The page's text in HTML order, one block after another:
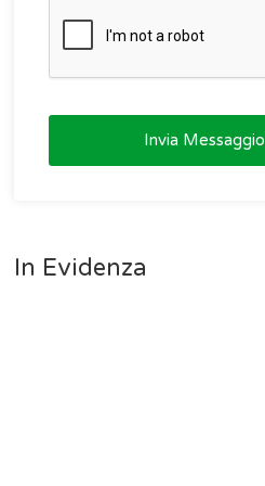
Invia Messaggio
In Evidenza